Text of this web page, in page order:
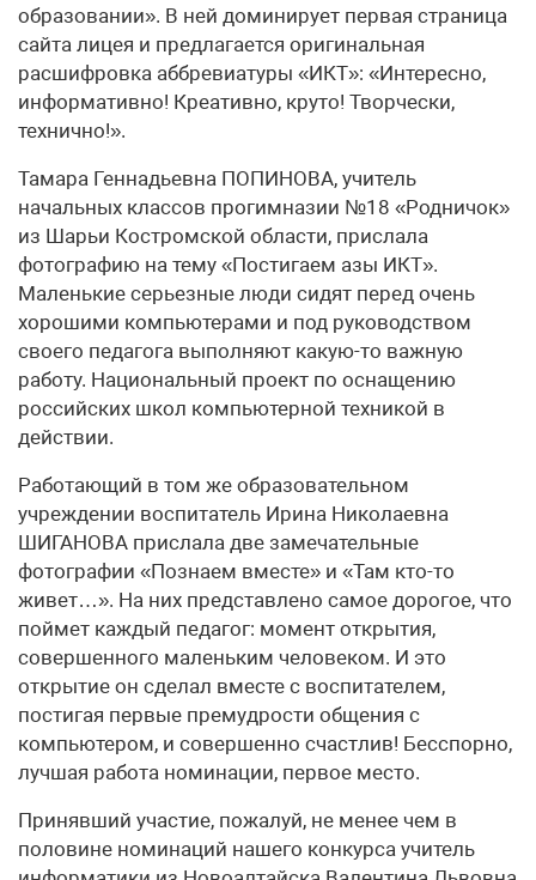
образовании». В ней доминирует первая страница
сайта лицея и предлагается оригинальная
расшифровка аббревиатуры «ИКТ»: «Интересно,
информативно! Креативно, круто! Творчески,
технично!».
Тамара Геннадьевна ПОПИНОВА, учитель
начальных классов прогимназии №18 «Родничок»
из Шарьи Костромской области, прислала
фотографию на тему «Постигаем азы ИКТ».
Маленькие серьезные люди сидят перед очень
хорошими компьютерами и под руководством
своего педагога выполняют какую-то важную
работу. Национальный проект по оснащению
российских школ компьютерной техникой в
действии.
Работающий в том же образовательном
учреждении воспитатель Ирина Николаевна
ШИГАНОВА прислала две замечательные
фотографии «Познаем вместе» и «Там кто-то
живет…». На них представлено самое дорогое, что
поймет каждый педагог: момент открытия,
совершенного маленьким человеком. И это
открытие он сделал вместе с воспитателем,
постигая первые премудрости общения с
компьютером, и совершенно счастлив! Бесспорно,
лучшая работа номинации, первое место.
Принявший участие, пожалуй, не менее чем в
половине номинаций нашего конкурса учитель